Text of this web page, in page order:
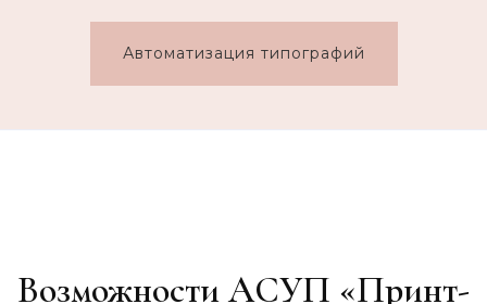
Автоматизация типографий
Возможности АСУП «Принт-